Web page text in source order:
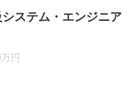
システム・エンジニア
円